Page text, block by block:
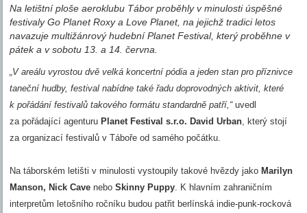
Na letištní ploše aeroklubu Tábor proběhly v minulosti úspěšné
festivaly Go Planet Roxy a Love Planet, na jejichž tradici letos
navazuje multižánrový hudební Planet Festival, který proběhne v
pátek a v sobotu 13. a 14. června.
„V areálu vyrostou dvě velká koncertní pódia a jeden stan pro příznivce
taneční hudby, festival nabídne také řadu doprovodných aktivit, které
k pořádání festivalů takového formátu standardně patří,“uvedl
za pořádající agenturu Planet Festival s.r.o. David Urban, který stojí
za organizací festivalů v Táboře od samého počátku.
Na táborském letišti v minulosti vystoupily takové hvězdy jako Marilyn
Manson, Nick Cavenebo Skinny Puppy. K hlavním zahraničním
interpretům letošního ročníku budou patřit berlínská indie-punk-rocková